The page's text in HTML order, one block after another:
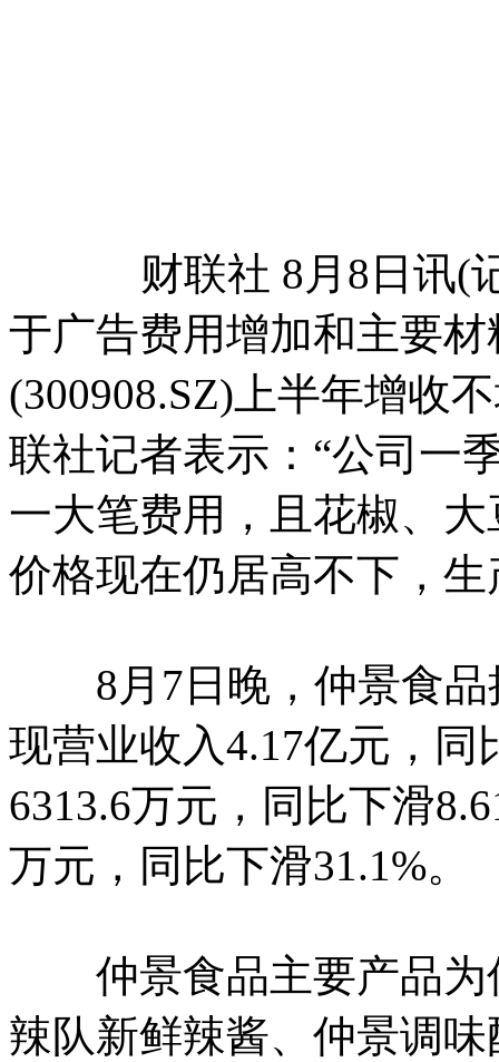
财联社 8月8日讯(记
于广告费用增加和主要
(300908.SZ)上半年增收
联社记者表示：“公司一
一大笔费用，且花椒、
价格现在仍居高不下，
8月7日晚，仲景食品
现营业收入4.17亿元，同
6313.6万元，同比下滑
万元，同比下滑31.1%。
仲景食品主要产品为
辣队新鲜辣酱、仲景调